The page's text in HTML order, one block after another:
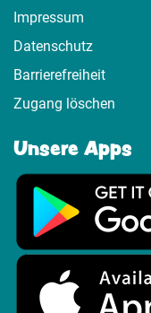
Impressum
Datenschutz
Barrierefreiheit
Zugang löschen
Unsere Apps